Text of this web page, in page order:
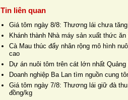
Tin liên quan
Giá tôm ngày 8/8: Thương lái chưa
Khánh thành Nhà máy sản xuất thức
Cà Mau thúc đẩy nhân rộng mô hình
cao
Dự án nuôi tôm trên cát lớn nhất
Doanh nghiệp Ba Lan tìm nguồn cung
Giá tôm ngày 7/8: Thương lái giữ đà
đồng/kg